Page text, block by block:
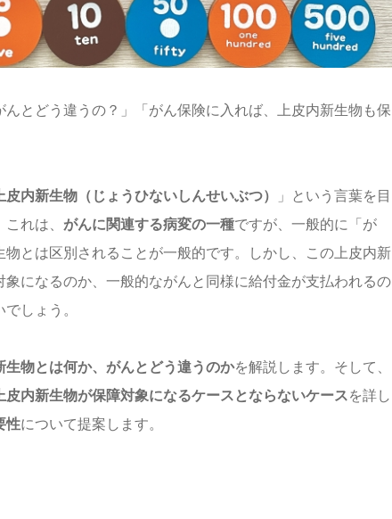
んとどう違うの？」「がん保険に入れば、上皮内新生物も保
上皮内新生物（じょうひないしんせいぶつ）
」という言葉を目
れは、 がんに関連する病変の一種ですが、一般的に「が
物とは区別されることが一般的です。しかし、この上皮内新
象になるのか、一般的ながんと同様に給付金が支払われるの
しょう。
生物とは何か、がんとどう違うのかを解説します。そして、
上皮内新生物が保障対象になるケースとならないケース を詳し
性について提案します。